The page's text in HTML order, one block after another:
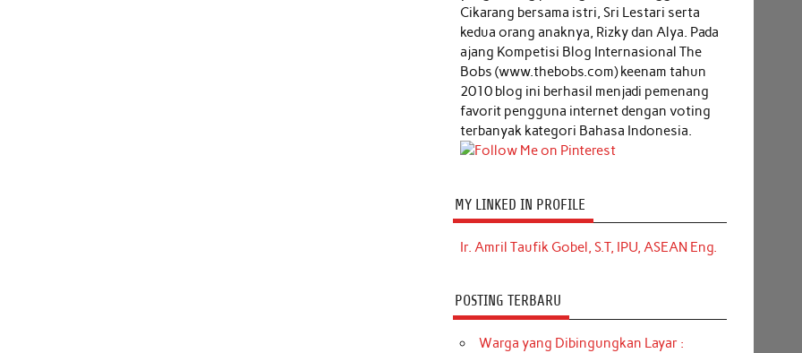
Cikarang bersama istri, Sri Lestari serta
kedua orang anaknya, Rizky dan Alya. Pada
ajang Kompetisi Blog Internasional The
Bobs (www.thebobs.com) keenam tahun
2010 blog ini berhasil menjadi pemenang
favorit pengguna internet dengan voting
terbanyak kategori Bahasa Indonesia.
MY LINKED IN PROFILE
Ir. Amril Taufik Gobel, S.T, IPU, ASEAN Eng.
POSTING TERBARU
Warga yang Dibingungkan Layar :